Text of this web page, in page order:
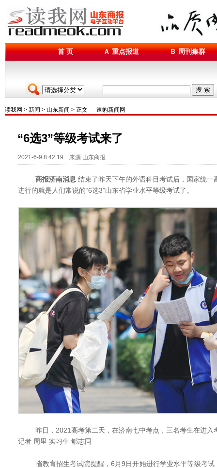
首 页 Ａ 重点报道 Ｂ 周刊集群
搜 索
读我网 > 新闻 > 山东新闻 > 正文 速豹新闻网
“6选3”等级考试来了
2021-6-9 8:42:19 来源:山东商报
商报济南消息 结束了昨天下午的外语科目考试后，国家统一
进行的就是人们常说的“6选3”山东省学业水平等级考试了。
昨日，2021高考第二天，在济南七中考点，三名考生在进入
记者 周里 实习生 郇志同
省教育招生考试院提醒，6月9日开始进行学业水平等级考试